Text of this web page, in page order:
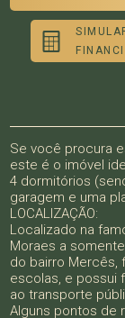
Se você procura
este é o imóvel
4 dormitórios
garagem e uma
LOCALIZAÇÃO:
Localizado na
Moraes a
do bairro Mercês,
escolas, e possui
ao transporte
Alguns pontos de